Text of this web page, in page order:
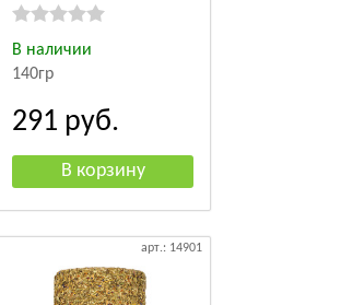
В наличии
140гр
291 руб.
арт.: 14901